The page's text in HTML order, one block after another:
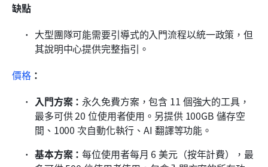
缺點
大型團隊可能需要引導式的入門流程以統一政策，但
其說明中心提供完整指引。
價格：
入門方案： 永久免費方案，包含 11 個強大的工具，
最多可供 20 位使用者使用。另提供 100GB 儲存空
間、1000 次自動化執行、AI 翻譯等功能。
基本方案：每位使用者每月 6 美元（按年計費），最